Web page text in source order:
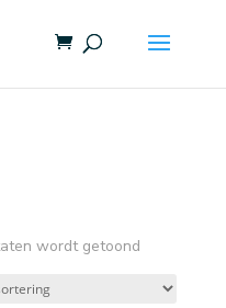
wordt getoond